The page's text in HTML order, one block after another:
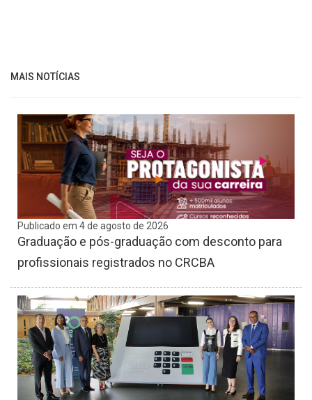
MAIS NOTÍCIAS
Publicado em 4 de agosto de 2026
Graduação e pós-graduação com desconto para
profissionais registrados no CRCBA